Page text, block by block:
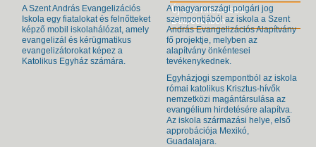
Új élet Krisztusban
Debrecenben
A Szent András Evangelizációs
Iskola egy fiatalokat és felnőtteket
képző mobil iskolahálózat, amely
evangelizál és kérügmatikus
evangelizátorokat képez a
Katolikus Egyház számára.
A magyarországi polgári jog
szempontjából az iskola a Szent
András Evangelizációs Alapítvány
fő projektje, melyben az
alapítvány önkéntesei
tevékenykednek.
Egyházjogi szempontból az iskola
római katolikus Krisztus-hívők
nemzetközi magántársulása az
evangélium hirdetésére alapítva.
Az iskola származási helye, első
approbációja Mexikó,
Guadalajara.